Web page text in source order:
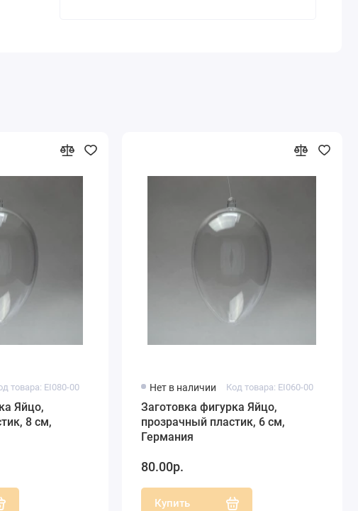
товара: EI080-00
Яйцо,
8 см,
Нет в наличии Код товара: EI060-00
Заготовка фигурка Яйцо,
прозрачный пластик, 6 см,
Германия
80.00р.
Купить